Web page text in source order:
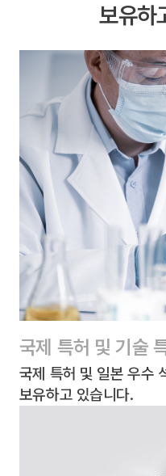
보유하
국제 특허 및 기술
국제 특허 및 일본 우수
보유하고 있습니다.